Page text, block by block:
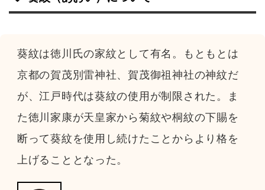
葵紋は徳川氏の家紋として有名。もともとは
京都の賀茂別雷神社、賀茂御祖神社の神紋だ
が、江戸時代は葵紋の使用が制限された。ま
た徳川家康が天皇家から菊紋や桐紋の下賜を
断って葵紋を使用し続けたことからより格を
上げることとなった。